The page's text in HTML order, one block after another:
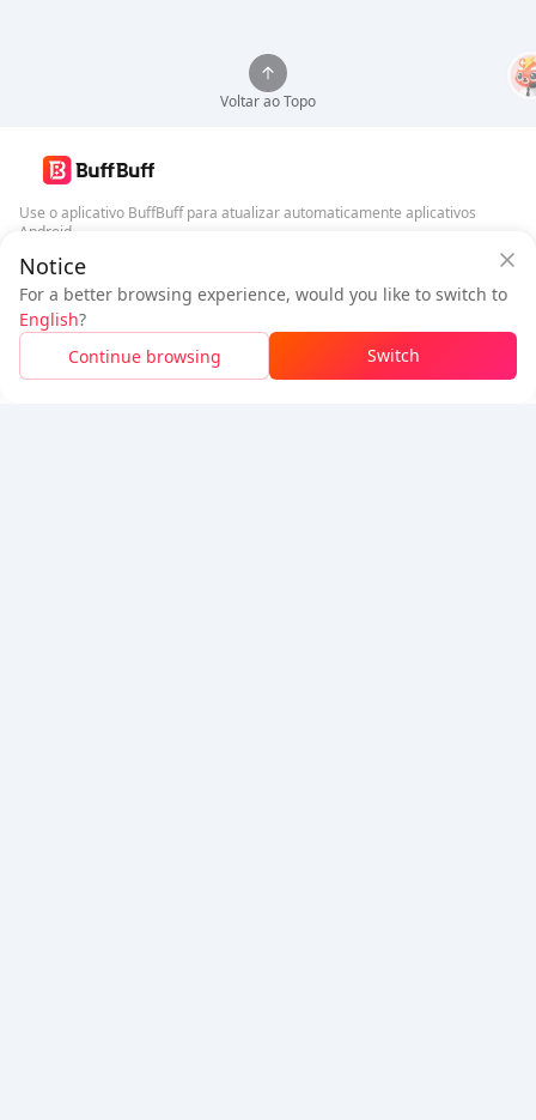
A pagar
Economizou$0.03
$0.9
Faça loginparaganhar 50 pontos (0.50 USD)
Recarga
Notice
For a better browsing experience, would you like to switch to
English?
Continue browsing
Switch
Voltar ao Topo
Use o aplicativo BuffBuff para atualizar automaticamente aplicativos
Android
Baixar BuffBuff
Siga-nos